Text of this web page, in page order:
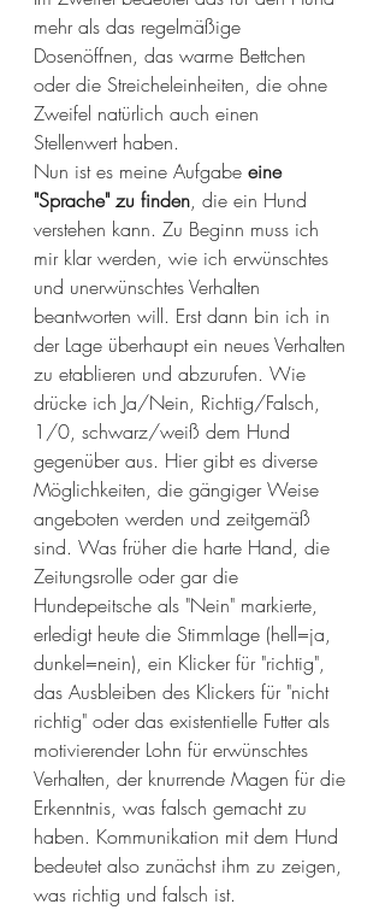
mehr als das regelmäßige
Dosenöffnen, das warme Bettchen
oder die Streicheleinheiten, die ohne
Zweifel natürlich auch einen
Stellenwert haben.
Nun ist es meine Aufgabe eine
"Sprache" zu finden, die ein Hund
verstehen kann. Zu Beginn muss ich
mir klar werden, wie ich erwünschtes
und unerwünschtes Verhalten
beantworten will. Erst dann bin ich in
der Lage überhaupt ein neues Verhalten
zu etablieren und abzurufen. Wie
drücke ich Ja/Nein, Richtig/Falsch,
1/0, schwarz/weiß dem Hund
gegenüber aus. Hier gibt es diverse
Möglichkeiten, die gängiger Weise
angeboten werden und zeitgemäß
sind. Was früher die harte Hand, die
Zeitungsrolle oder gar die
Hundepeitsche als "Nein" markierte,
erledigt heute die Stimmlage (hell=ja,
dunkel=nein), ein Klicker für "richtig",
das Ausbleiben des Klickers für "nicht
richtig" oder das existentielle Futter als
motivierender Lohn für erwünschtes
Verhalten, der knurrende Magen für die
Erkenntnis, was falsch gemacht zu
haben. Kommunikation mit dem Hund
bedeutet also zunächst ihm zu zeigen,
was richtig und falsch ist.